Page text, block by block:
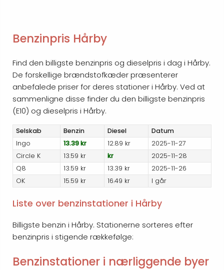
Benzinpris Hårby
Find den billigste benzinpris og dieselpris i dag i Hårby.
De forskellige brændstofkæder præsenterer
anbefalede priser for deres stationer i Hårby. Ved at
sammenligne disse finder du den billigste benzinpris
(E10) og dieselpris i Hårby.
Selskab Benzin Diesel
Datum
Ingo
13.39 kr 12.89 kr
2025-11-27
Circle K
13.59 kr kr
2025-11-28
Q8
13.59 kr 13.39 kr
2025-11-26
OK
15.59 kr 16.49 kr I går
Liste over benzinstationer i Hårby
Billigste benzin i Hårby. Stationerne sorteres efter
benzinpris i stigende rækkefølge:
Benzinstationer i nærliggende byer